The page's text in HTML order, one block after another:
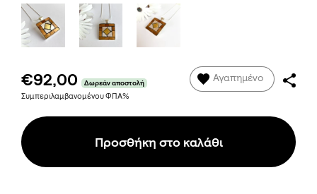
€92,00 Δωρεάν αποστολή
Συμπεριλαμβανομένου ΦΠΑ%
Αγαπημένο
Προσθήκη στο καλάθι